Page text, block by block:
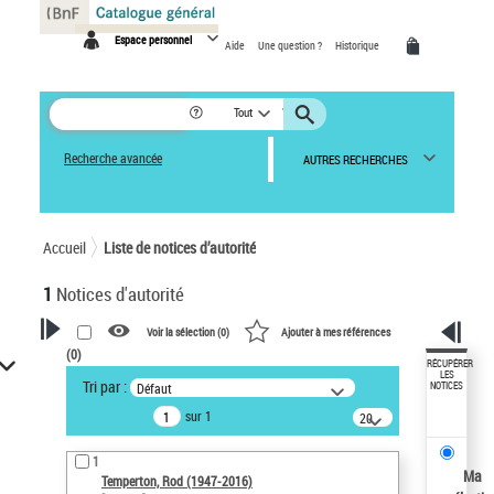
Espace personnel Aide Une question ? Historique
Tout
Recherche avancée AUTRES RECHERCHES
Accueil Liste de notices d’autorité
1 Notices d'autorité
VOTRE RECHERCHE
Recherche avancée dans les
notices d’autorité
Œuvres liées à l'auteur :
Temperton, Rod (1947-2016)
Voir la sélection (0) Ajouter à mes références
(0)
Tri par : Défaut
sur 1
20
résultats/page
1
Temperton, Rod (1947-2016)
RÉCUPÉRER
LES
NOTICES
Ma
Panneau de gestion des cookies